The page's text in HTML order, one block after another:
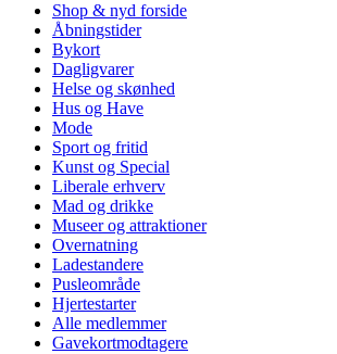
Shop & nyd forside
Åbningstider
Bykort
Dagligvarer
Helse og skønhed
Hus og Have
Mode
Sport og fritid
Kunst og Special
Liberale erhverv
Mad og drikke
Museer og attraktioner
Overnatning
Ladestandere
Pusleområde
Hjertestarter
Alle medlemmer
Gavekortmodtagere